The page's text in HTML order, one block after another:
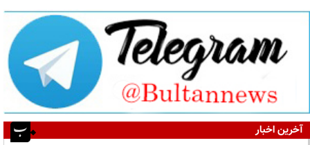
آخرین اخبار